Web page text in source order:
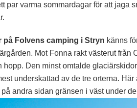
par varma sommardagar för att jaga
på Folvens camping i Stryn känns
Mot Fonna rakt västerut från
hopp. Den minst omtalde
underskattad av de tre orterna.
andra sidan gränsen i väst under